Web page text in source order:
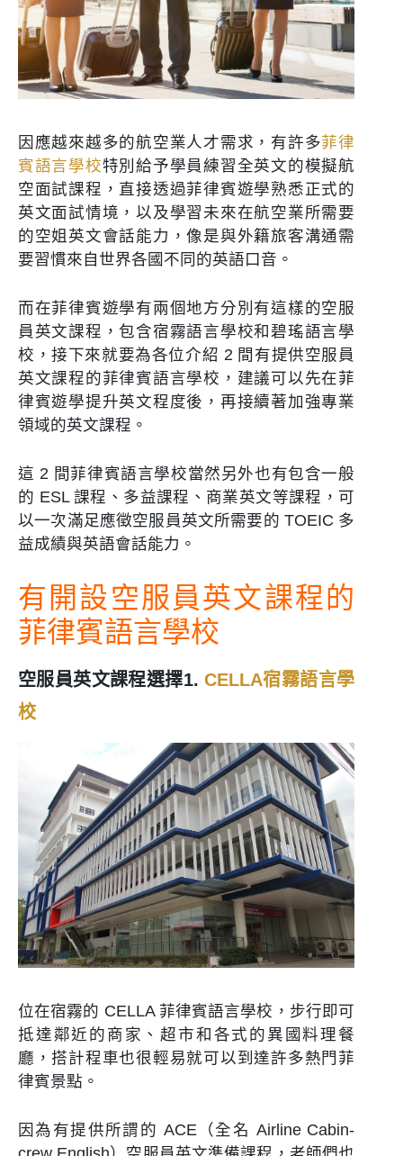
因應越來越多的航空業人才需求，有許多菲律
賓語言學校特別給予學員練習全英文的模擬航
空面試課程，直接透過菲律賓遊學熟悉正式的
英文面試情境，以及學習未來在航空業所需要
的空姐英文會話能力，像是與外籍旅客溝通需
要習慣來自世界各國不同的英語口音。
而在菲律賓遊學有兩個地方分別有這樣的空服
員英文課程，包含宿霧語言學校和碧瑤語言學
校，接下來就要為各位介紹 2 間有提供空服員
英文課程的菲律賓語言學校，建議可以先在菲
律賓遊學提升英文程度後，再接續著加強專業
領域的英文課程。
這 2 間菲律賓語言學校當然另外也有包含一般
的 ESL 課程、多益課程、商業英文等課程，可
以一次滿足應徵空服員英文所需要的 TOEIC 多
益成績與英語會話能力。
有開設空服員英文課程的
菲律賓語言學校
空服員英文課程選擇1. CELLA宿霧語言學
校
位在宿霧的 CELLA 菲律賓語言學校，步行即可
抵達鄰近的商家、超市和各式的異國料理餐
廳，搭計程車也很輕易就可以到達許多熱門菲
律賓景點。
因為有提供所謂的 ACE（全名 Airline Cabin-